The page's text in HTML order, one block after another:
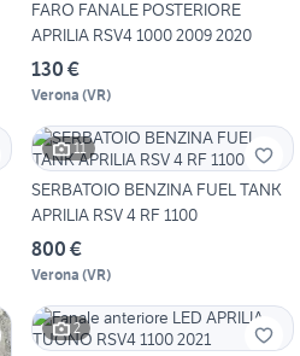
FARO FANALE POSTERIORE
APRILIA RSV4 1000 2009 2020
130 €
Verona (VR)
11
SERBATOIO BENZINA FUEL TANK
APRILIA RSV 4 RF 1100
800 €
Verona (VR)
2